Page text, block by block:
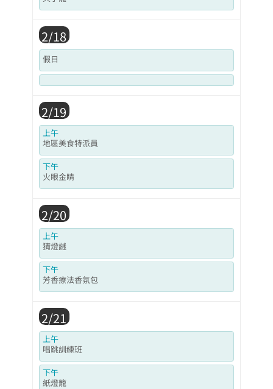
2/18
假日
2/19
上午
地區美食特派員
下午
火眼金睛
2/20
上午
猜燈謎
下午
芳香療法香氛包
2/21
上午
唱跳訓練班
下午
紙燈籠